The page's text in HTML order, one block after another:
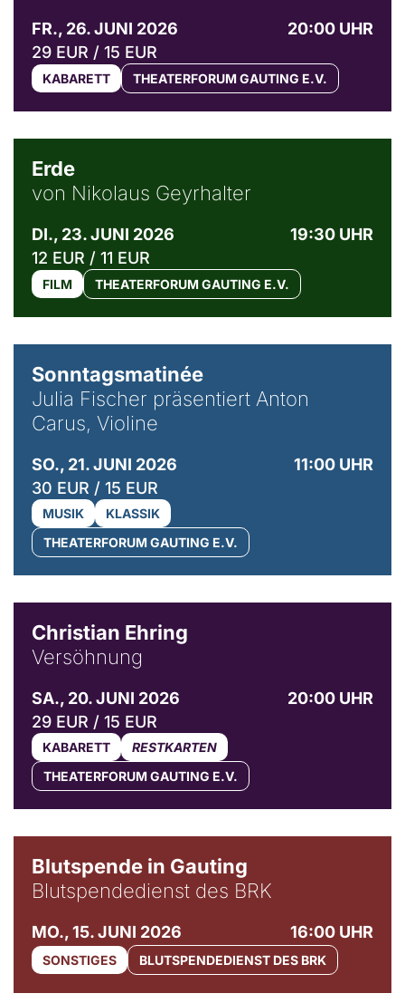
FR., 26. JUNI 2026
20:00 UHR
29 EUR / 15 EUR
KABARETT THEATERFORUM GAUTING E.V.
Erde
von Nikolaus Geyrhalter
DI., 23. JUNI 2026
19:30 UHR
12 EUR / 11 EUR
FILM THEATERFORUM GAUTING E.V.
Sonntagsmatinée
Julia Fischer präsentiert Anton
Carus, Violine
SO., 21. JUNI 2026
11:00 UHR
30 EUR / 15 EUR
MUSIK
KLASSIK
THEATERFORUM GAUTING E.V.
Christian Ehring
Versöhnung
SA., 20. JUNI 2026
20:00 UHR
29 EUR / 15 EUR
KABARETT
RESTKARTEN
THEATERFORUM GAUTING E.V.
Blutspende in Gauting
Blutspendedienst des BRK
MO., 15. JUNI 2026 16:00 UHR
SONSTIGES BLUTSPENDEDIENST DES BRK